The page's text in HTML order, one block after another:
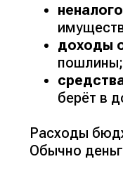
доходы
пошлины;
берёт в
Расходы
Обычно